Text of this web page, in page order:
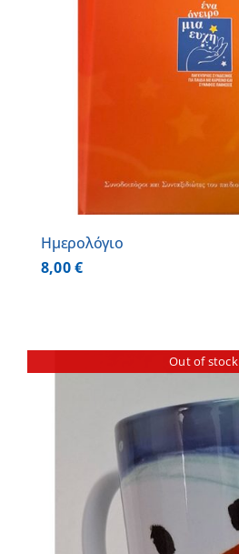
Ημερολόγιο
8,00€
Out of stock